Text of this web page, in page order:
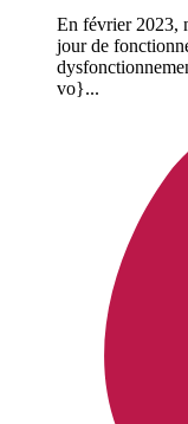
En février 2023,
jour de
vo}...